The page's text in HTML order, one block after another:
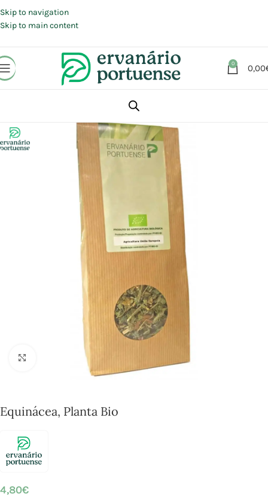
Skip to navigation
Skip to main content
0 0,00
Click to enlarge
Equinácea, Planta Bio
4,80€